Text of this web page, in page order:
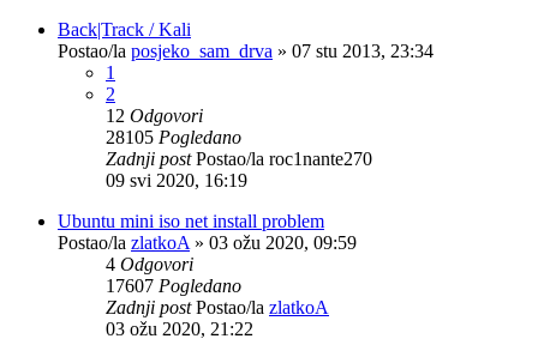
Back|Track / Kali
Postao/la posjeko_sam_drva » 07 stu 2013, 23:34
1
2
12 Odgovori
28105 Pogledano
Zadnji postPostao/la roc1nante270
09 svi 2020, 16:19
Ubuntu mini iso net install problem
Postao/la zlatkoA » 03 ožu 2020, 09:59
4 Odgovori
17607 Pogledano
Zadnji postPostao/la zlatkoA
03 ožu 2020, 21:22